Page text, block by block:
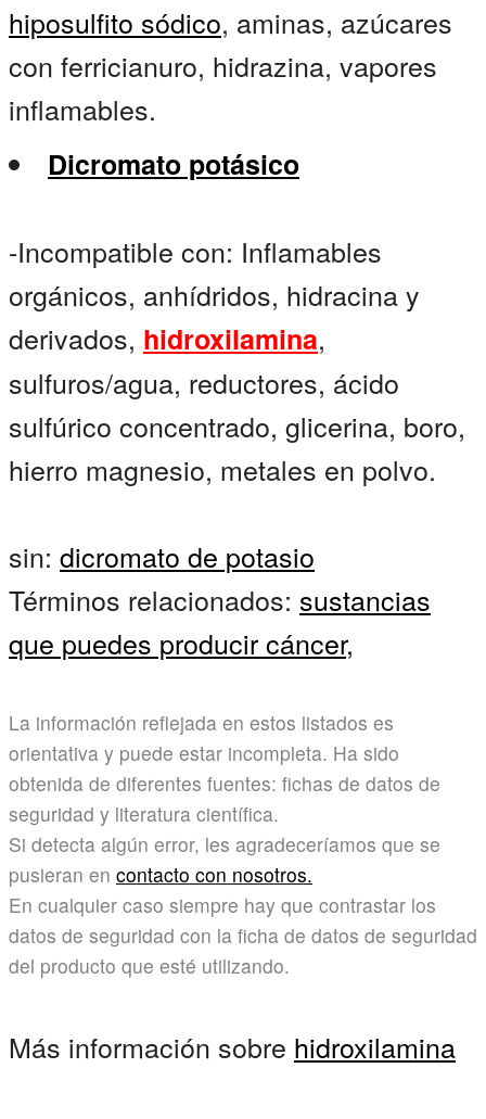
hiposulfito sódico, aminas, azúcares
con ferricianuro, hidrazina, vapores
inflamables.
Dicromato potásico
-Incompatible con: Inflamables
orgánicos, anhídridos, hidracina y
derivados, hidroxilamina,
sulfuros/agua, reductores, ácido
sulfúrico concentrado, glicerina, boro,
hierro magnesio, metales en polvo.
sin: dicromato de potasio
Términos relacionados: sustancias
que puedes producir cáncer,
La información reflejada en estos listados es
orientativa y puede estar incompleta. Ha sido
obtenida de diferentes fuentes: fichas de datos de
seguridad y literatura científica.
Si detecta algún error, les agradeceríamos que se
pusieran en contacto con nosotros.
En cualquier caso siempre hay que contrastar los
datos de seguridad con la ficha de datos de seguridad
del producto que esté utilizando.
Más información sobre hidroxilamina